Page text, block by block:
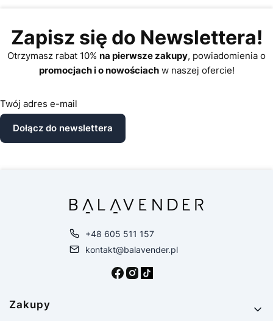
Zapisz się do Newslettera!
Otrzymasz rabat 10% na pierwsze zakupy, powiadomienia o
promocjach i o nowościachw naszej ofercie!
Twój adres e-mail
Dołącz do newslettera
+48 605 511 157
kontakt@balavender.pl
Linki w stopce
Zakupy